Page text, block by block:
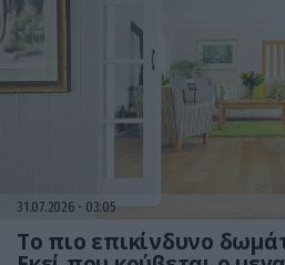
31.07.2026 03:05
Το πιο επικίνδυνο